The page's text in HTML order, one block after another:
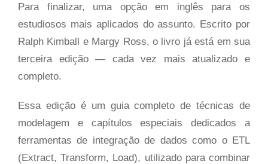
Para finalizar, uma opção em inglês para os
estudiosos mais aplicados do assunto. Escrito por
Ralph Kimball e Margy Ross, o livro já está em sua
terceira edição — cada vez mais atualizado e
completo.
Essa edição é um guia completo de técnicas de
modelagem e capítulos especiais dedicados a
ferramentas de integração de dados como o ETL
(Extract, Transform, Load), utilizado para combinar